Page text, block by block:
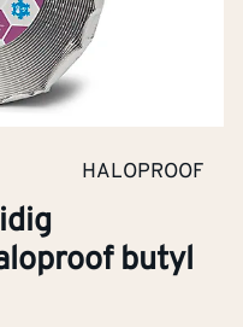
HALOPROOF
butyl